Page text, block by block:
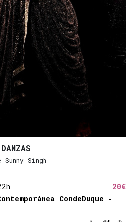
Singh
20€
CondeDuque -